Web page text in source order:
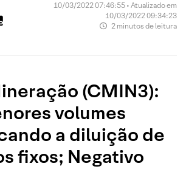
10/03/2022 07:46:55 • Atualizado em
10/03/2022 09:34:23
2 minutos de leitura
(CMIN3):
volumes
a diluição de
fixos; Negativo